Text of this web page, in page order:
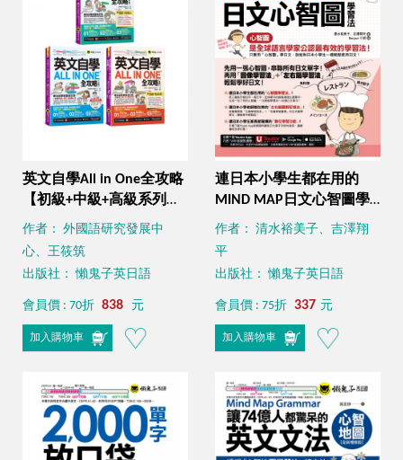
英文自學All in One全攻略
【初級+中級+高級系列全
書套組】(3書+2,000單字
電子書+字母筆順練習表
+最好聊天的互動式會話速
學系統+「Youtor App」內
含VRP虛擬點讀筆)
作者： 外國語研究發展中
心、王筱筑
出版社： 懶鬼子英日語
會員價 : 70折 838 元
加入購物車
連日本小學生都在用的
MIND MAP日文心智圖學
習法（附贈「Youtor
App」內含VRP虛擬點讀
作者： 清水裕美子、吉澤翔
平
出版社： 懶鬼子英日語
會員價 : 75折 337 元
加入購物車